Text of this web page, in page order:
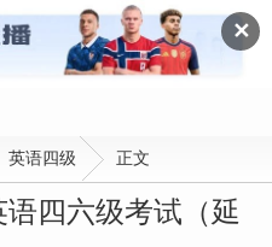
✕
四级
英语四级 正文
四六级考试（延